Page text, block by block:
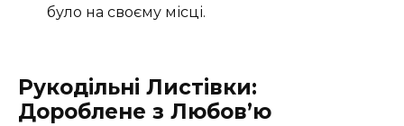
було на своєму місці.
Рукодільні Листівки:
Дороблене з Любов’ю